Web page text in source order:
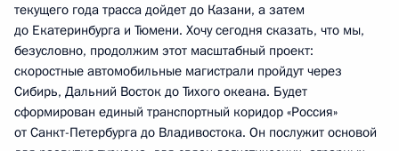
текущего года трасса дойдет до Казани, а затем
до Екатеринбурга и Тюмени. Хочу сегодня сказать, что мы,
безусловно, продолжим этот масштабный проект:
скоростные автомобильные магистрали пройдут через
Сибирь, Дальний Восток до Тихого океана. Будет
сформирован единый транспортный коридор «Россия»
от Санкт-Петербурга до Владивостока. Он послужит основой